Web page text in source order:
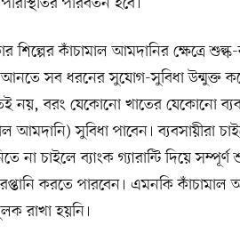
শিল্পের কাঁচামাল আমদানির ক্ষেত্রে
আনতে সব ধরনের সুযোগ-সুবিধা উন্মুক্ত
বরং যেকোনো খাতের যেকোনো
আমদানি) সুবিধা পাবেন। ​ব্যবসায়ীরা
না চাইলে ব্যাংক গ্যারান্টি দিয়ে
করতে পারবেন।​ এমনকি
রাখা হয়নি।